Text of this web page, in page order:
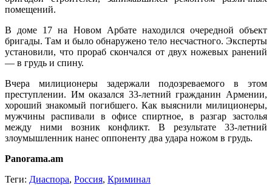
помещений.
В доме 17 на Новом Арбате находился очередной объект
бригады. Там и было обнаружено тело несчастного. Эксперты
установили, что прораб скончался от двух ножевых ранений
— в грудь и спину.
Вчера милиционеры задержали подозреваемого в этом
преступлении. Им оказался 33-летний гражданин Армении,
хороший знакомый погибшего. Как выяснили милиционеры,
мужчины распивали в офисе спиртное, в разгар застолья
между ними возник конфликт. В результате 33-летний
злоумышленник нанес оппоненту два удара ножом в грудь.
Panorama.am
Теги: Диаспора, Россия, Криминал